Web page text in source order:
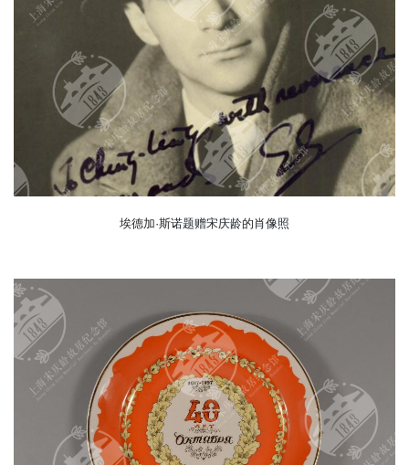
埃德加·斯诺题赠宋庆龄的肖像照